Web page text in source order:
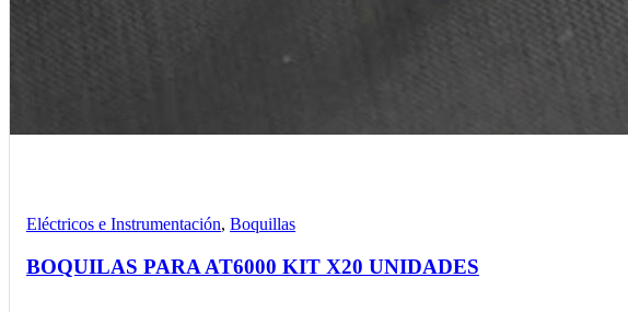
Eléctricos e Instrumentación, Boquillas
BOQUILAS PARA AT6000 KIT X20 UNIDADES